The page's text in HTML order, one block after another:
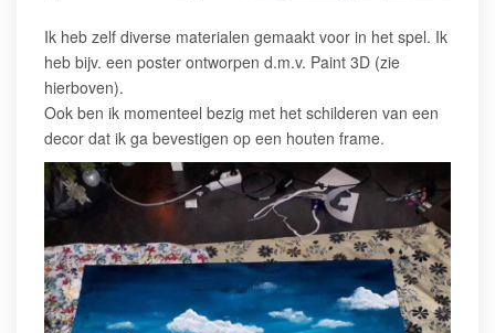
Ik heb zelf diverse materialen gemaakt voor in het spel. Ik
heb bijv. een poster ontworpen d.m.v. Paint 3D (zie
hierboven).
Ook ben ik momenteel bezig met het schilderen van een
decor dat ik ga bevestigen op een houten frame.